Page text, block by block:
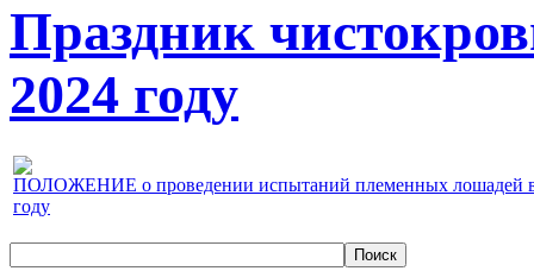
Праздник
2024 году
ПОЛОЖЕНИЕ о проведении испытаний племенных лошадей
году